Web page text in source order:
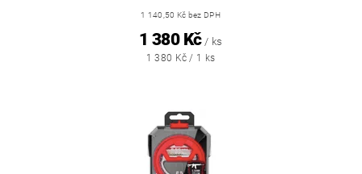
1 140,50 Kč bez DPH
1 380 Kč / ks
1 380 Kč / 1 ks